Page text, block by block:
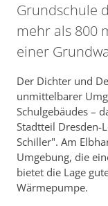
Grundschule
mehr als 800
einer
Der Dichter und
unmittelbarer
Schulgebäudes –
Stadtteil Dresden-
Schiller". Am
Umgebung, die
bietet die Lage
Wärmepumpe.